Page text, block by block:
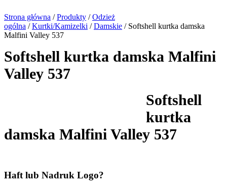
Strona główna /Produkty /Odzież
ogólna /Kurtki/Kamizelki /Damskie / Softshell kurtka damska
Malfini Valley 537
Softshell kurtka damska Malfini
Valley 537
Softshell
kurtka
damska Malfini Valley 537
Haft lub Nadruk Logo?